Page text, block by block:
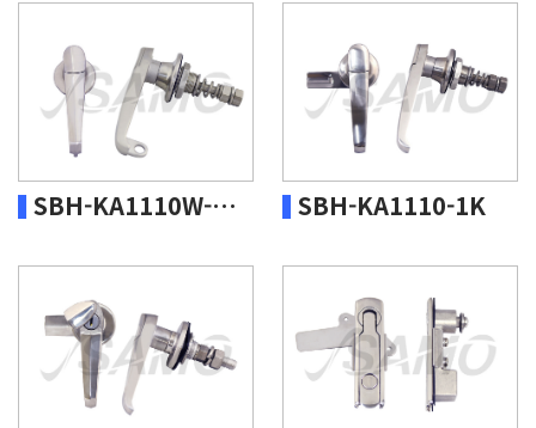
SBH-KA1110W-1K,2K SBH-KA1110-1K